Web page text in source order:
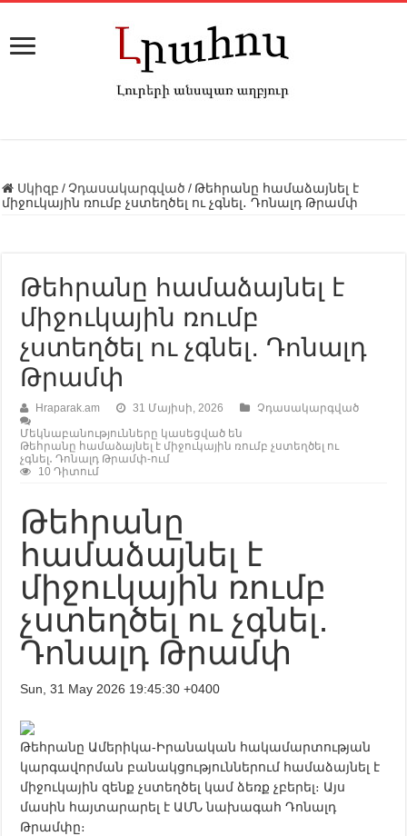
Սկիզբ / Չդասակարգված / Թեհրանը համաձայնել է
միջուկային ռումբ չստեղծել ու չգնել․ Դոնալդ Թրամփ
Թեհրանը համաձայնել է
միջուկային ռումբ
չստեղծել ու չգնել․ Դոնալդ
Թրամփ
Hraparak.am 31 Մայիսի, 2026
Չդասակարգված
Մեկնաբանությունները կասեցված են
Թեհրանը համաձայնել է միջուկային ռումբ չստեղծել ու
չգնել․ Դոնալդ Թրամփ-ում
10 Դիտում
Թեհրանը
համաձայնել է
միջուկային ռումբ
չստեղծել ու չգնել․
Դոնալդ Թրամփ
Sun, 31 May 2026 19:45:30 +0400
Թեհրանը Ամերիկա-Իրանական հակամարտության
կարգավորման բանակցություններում համաձայնել է
միջուկային զենք չստեղծել կամ ձեռք չբերել։ Այս
մասին հայտարարել է ԱՄՆ նախագահ Դոնալդ
Թրամփը։